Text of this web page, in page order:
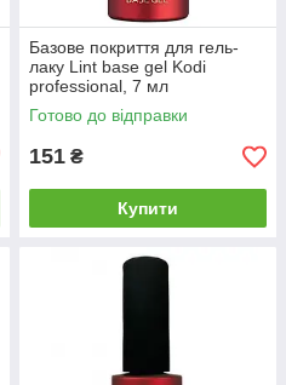
Базове покриття для гель-
лаку Lint base gel Kodi
professional, 7 мл
Готово до відправки
151 ₴
Купити